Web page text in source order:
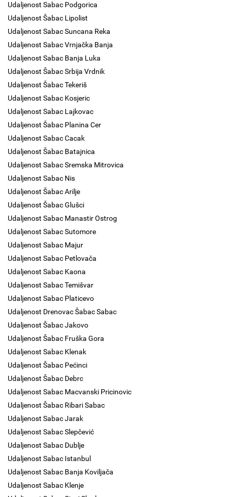
Udaljenost Sabac Podgorica
Udaljenost Šabac Lipolist
Udaljenost Sabac Suncana Reka
Udaljenost Sabac Vrnjačka Banja
Udaljenost Sabac Banja Luka
Udaljenost Šabac Srbija Vrdnik
Udaljenost Šabac Tekeriš
Udaljenost Sabac Kosjeric
Udaljenost Sabac Lajkovac
Udaljenost Šabac Planina Cer
Udaljenost Sabac Cacak
Udaljenost Šabac Batajnica
Udaljenost Sabac Sremska Mitrovica
Udaljenost Sabac Nis
Udaljenost Šabac Arilje
Udaljenost Šabac Glušci
Udaljenost Sabac Manastir Ostrog
Udaljenost Sabac Sutomore
Udaljenost Sabac Majur
Udaljenost Sabac Petlovača
Udaljenost Sabac Kaona
Udaljenost Sabac Temišvar
Udaljenost Sabac Platicevo
Udaljenost Drenovac Šabac Sabac
Udaljenost Šabac Jakovo
Udaljenost Šabac Fruška Gora
Udaljenost Sabac Klenak
Udaljenost Šabac Pećinci
Udaljenost Šabac Debrc
Udaljenost Sabac Macvanski Pricinovic
Udaljenost Šabac Ribari Sabac
Udaljenost Sabac Jarak
Udaljenost Sabac Slepčević
Udaljenost Sabac Dublje
Udaljenost Sabac Istanbul
Udaljenost Sabac Banja Koviljača
Udaljenost Sabac Klenje